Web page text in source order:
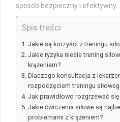
sposób bezpieczny i efektywny.
Spis treści
Jakie są korzyści z treningu
Jakie ryzyka niesie trening
krążeniem?
Dlaczego konsultacja z
rozpoczęciem treningu
Jak prawidłowo rozgrzewać
Jakie ćwiczenia siłowe są
problemami z krążeniem?